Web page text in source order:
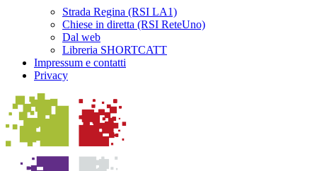
Strada Regina (RSI LA1)
Chiese in diretta (RSI ReteUno)
Dal web
Libreria SHORTCATT
Impressum e contatti
Privacy